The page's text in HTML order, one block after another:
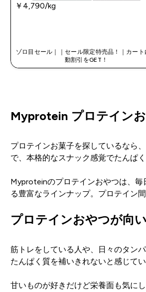
￥4,790‎/kg
ゾロ目セール｜｜セール限定特売品！｜カート
動割引をGET！
Myprotein プロテイン
プロテインお菓子を探しているなら
で、本格的なスナック感覚でたんぱ
Myproteinのプロテインおやつは、
る豊富なラインナップ。プロテイン
プロテインおやつが向
筋トレをしている人や、日々のタン
たんぱく質を補いきれないと感じて
甘いものが好きだけど栄養面も気に